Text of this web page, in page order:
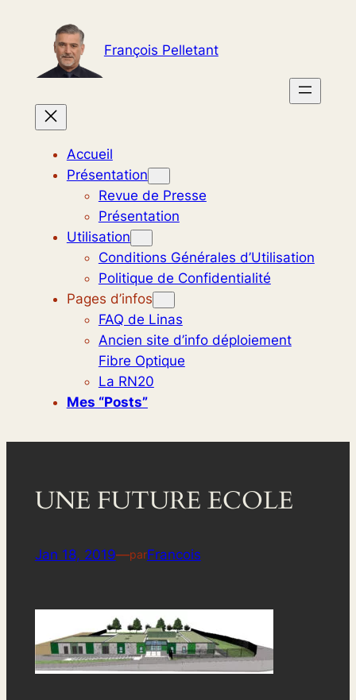
contenu
François Pelletant
Accueil
Présentation
Revue de Presse
Présentation
Utilisation
Conditions Générales d’Utilisation
Politique de Confidentialité
Pages d’infos
FAQ de Linas
Ancien site d’info déploiement
Fibre Optique
La RN20
Mes “posts”
UNE FUTURE ECOLE
Jan 18, 2019—parFrancois